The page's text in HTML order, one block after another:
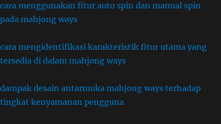
cara menggunakan fitur auto spin dan manual spin
pada mahjong ways
cara mengidentifikasi karakteristik fitur utama yang
tersedia di dalam mahjong ways
dampak desain antarmuka mahjong ways terhadap
tingkat kenyamanan pengguna